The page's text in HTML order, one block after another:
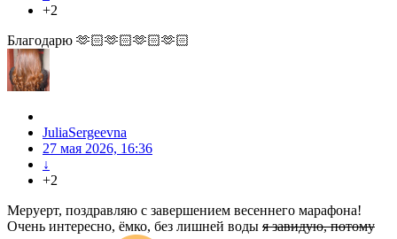
+2
Благодарю 🫶🏻🫶🏻🫶🏻🫶🏻
JuliaSergeevna
27 мая 2026, 16:36
↓
+2
Меруерт, поздравляю с завершением весеннего марафона!
Очень интересно, ёмко, без лишней воды я завидую, потому